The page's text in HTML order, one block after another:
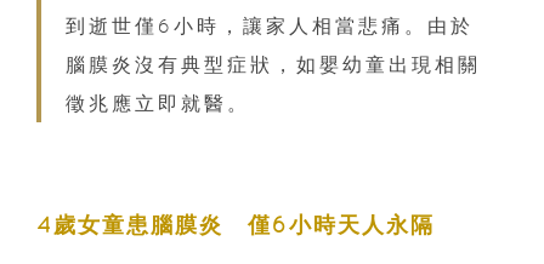
到逝世僅6小時，讓家人相當悲痛。由於
腦膜炎沒有典型症狀，如嬰幼童出現相關
徵兆應立即就醫。
4歲女童患腦膜炎 僅6小時天人永隔